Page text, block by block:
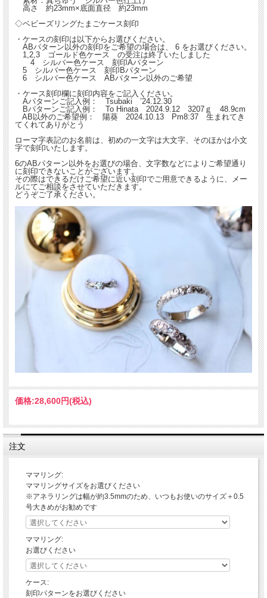
高さ 約23mm×底面直径 約23mm
◇ベビーズリングたまごケース刻印
・ケースの刻印は以下からお選びください。
ABパターン以外の刻印をご希望の場合は、 6 をお選びください。
1,2,3 ゴールド色ケース の受注は終了いたしました
4 シルバー色ケース 刻印Aパターン
5 シルバー色ケース 刻印Bパターン
6 シルバー色ケース ABパターン以外のご希望
・ケース刻印欄に刻印内容をご記入ください。
Aパターンご記入例： Tsubaki ’24.12.30
Bパターンご記入例： To Hinata 2024.9.12 3207ｇ 48.9cm
AB以外のご希望例： 陽葵 2024.10.13 Pm8:37 生まれてき
てくれてありがとう
ローマ字表記のお名前は、初めの一文字は大文字、そのほかは小文
字で刻印いたします。
6のABパターン以外をお選びの場合、文字数などによりご希望通り
に刻印できないことがございます。
その際はできるだけご希望に近い刻印でご用意できるように、メー
ルにてご相談をさせていただきます。
どうぞご了承ください。
価格:28,600円(税込)
注文
ママリング:
ママリングサイズをお選びください
※アネラリングは幅が約3.5mmのため、いつもお使いのサイズ＋0.5
号大きめがお勧めです
ママリング:
お選びください
ケース:
刻印パターンをお選びください